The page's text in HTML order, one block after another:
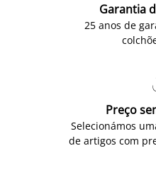
Garantia
25 anos de
Preço
Selecionámos
de artigos com